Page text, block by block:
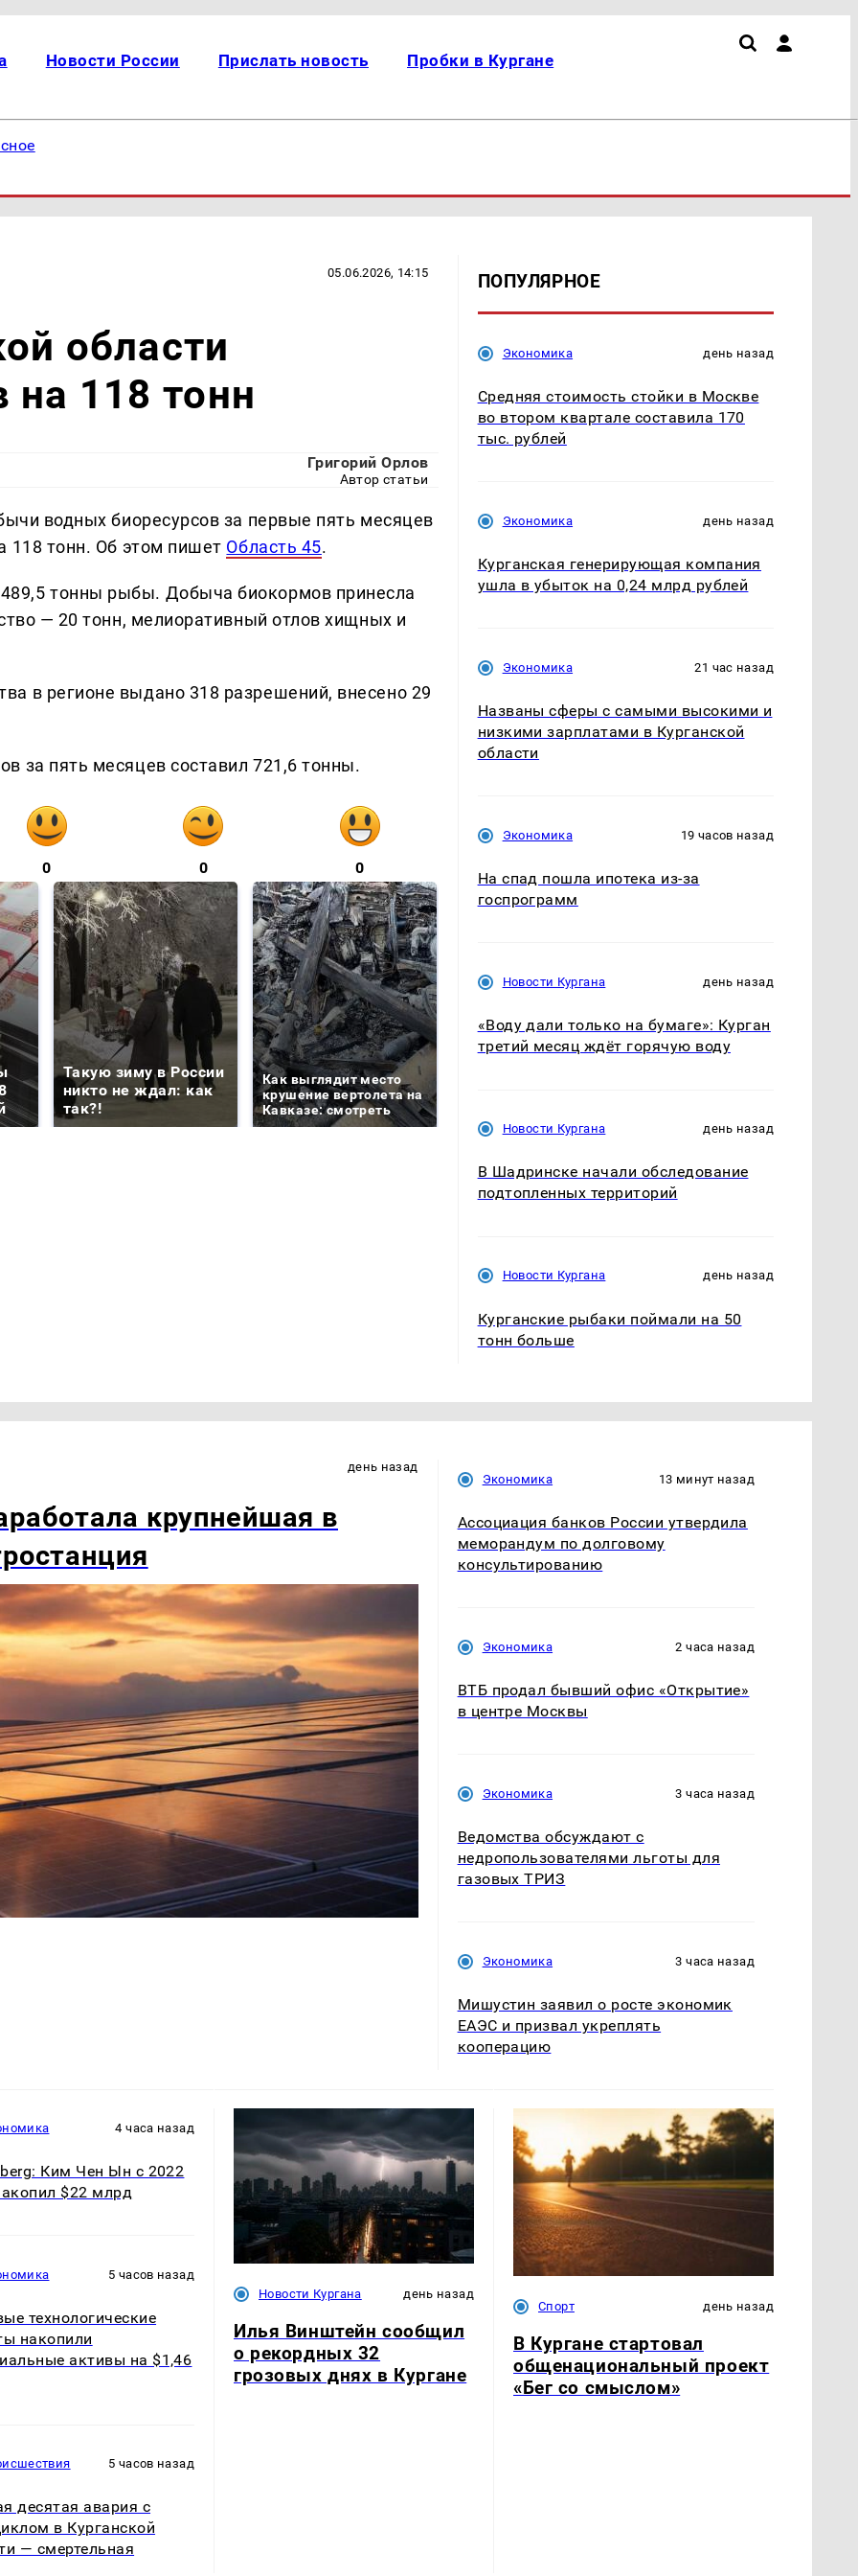
Новости России Прислать новость Пробки в Кургане
05.06.2026, 14:15
области
118 тонн
Григорий Орлов
Автор статьи
водных биоресурсов за первые пять месяцев
тонн. Об этом пишет Область 45.
тонны рыбы. Добыча биокормов принесла
— 20 тонн, мелиоративный отлов хищных и
в регионе выдано 318 разрешений, внесено 29
за пять месяцев составил 721,6 тонны.
0 0 0
Такую зиму в России
никто не ждал: как
так?!
Как выглядит место
крушение вертолета на
Кавказе: смотреть
ПОПУЛЯРНОЕ
Экономика день назад
Средняя стоимость стойки в Москве
во втором квартале составила 170
тыс. рублей
Экономика день назад
Курганская генерирующая компания
ушла в убыток на 0,24 млрд рублей
Экономика 21 час назад
Названы сферы с самыми высокими и
низкими зарплатами в Курганской
области
Экономика 19 часов назад
На спад пошла ипотека из-за
госпрограмм
Новости Кургана день назад
«Воду дали только на бумаге»: Курган
третий месяц ждёт горячую воду
Новости Кургана день назад
В Шадринске начали обследование
подтопленных территорий
Новости Кургана день назад
Курганские рыбаки поймали на 50
тонн больше
день назад
крупнейшая в
Экономика 13 минут назад
Ассоциация банков России утвердила
меморандум по долговому
консультированию
Экономика 2 часа назад
ВТБ продал бывший офис «Открытие»
в центре Москвы
Экономика 3 часа назад
Ведомства обсуждают с
недропользователями льготы для
газовых ТРИЗ
Экономика 3 часа назад
Мишустин заявил о росте экономик
ЕАЭС и призвал укреплять
кооперацию
4 часа назад
Ким Чен Ын с 2022
$22 млрд
5 часов назад
технологические
накопили
активы на $1,46
5 часов назад
десятая авария с
в Курганской
— смертельная
Новости Кургана день назад
Илья Винштейн сообщил
о рекордных 32
грозовых днях в Кургане
Спорт день назад
В Кургане стартовал
общенациональный проект
«Бег со смыслом»